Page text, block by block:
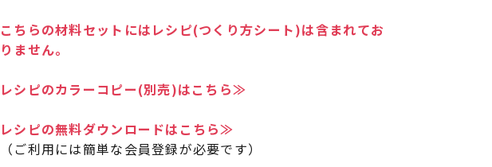
こちらの材料セットにはレシピ(つくり方シート)は含まれてお
りません。
レシピのカラーコピー(別売)はこちら≫
レシピの無料ダウンロードはこちら≫
（ご利用には簡単な会員登録が必要です）